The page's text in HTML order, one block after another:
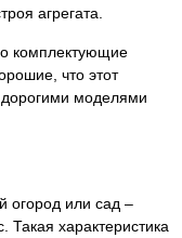
агрегата.
комплектующие
что этот
дорогими моделями
огород или сад –
Такая характеристика